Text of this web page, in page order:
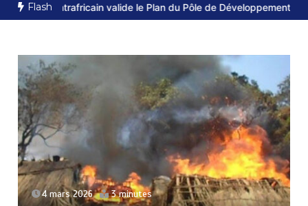
Flashvalide le Plan du Pôle de Développement de Birao Haut-
4 mars 2026 3 minutes